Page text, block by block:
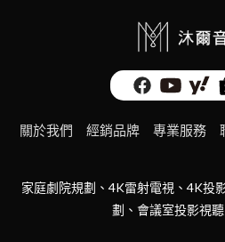
關於我們 經銷品牌 專業服務
家庭劇院規劃、4K雷射電視、4K投
劃、會議室投影視